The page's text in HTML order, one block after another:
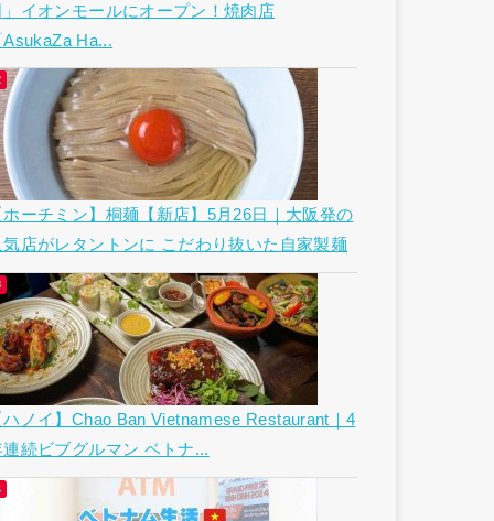
」イオンモールにオープン！焼肉店
AsukaZa Ha...
ホーチミン】桐麺【新店】5月26日｜大阪発の
気店がレタントンに こだわり抜いた自家製麺
ハノイ】Chao Ban Vietnamese Restaurant｜4
連続ビブグルマン ベトナ...